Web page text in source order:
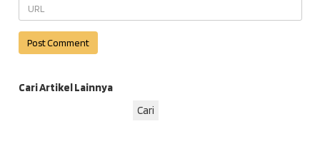
Cari Artikel Lainnya
Cari